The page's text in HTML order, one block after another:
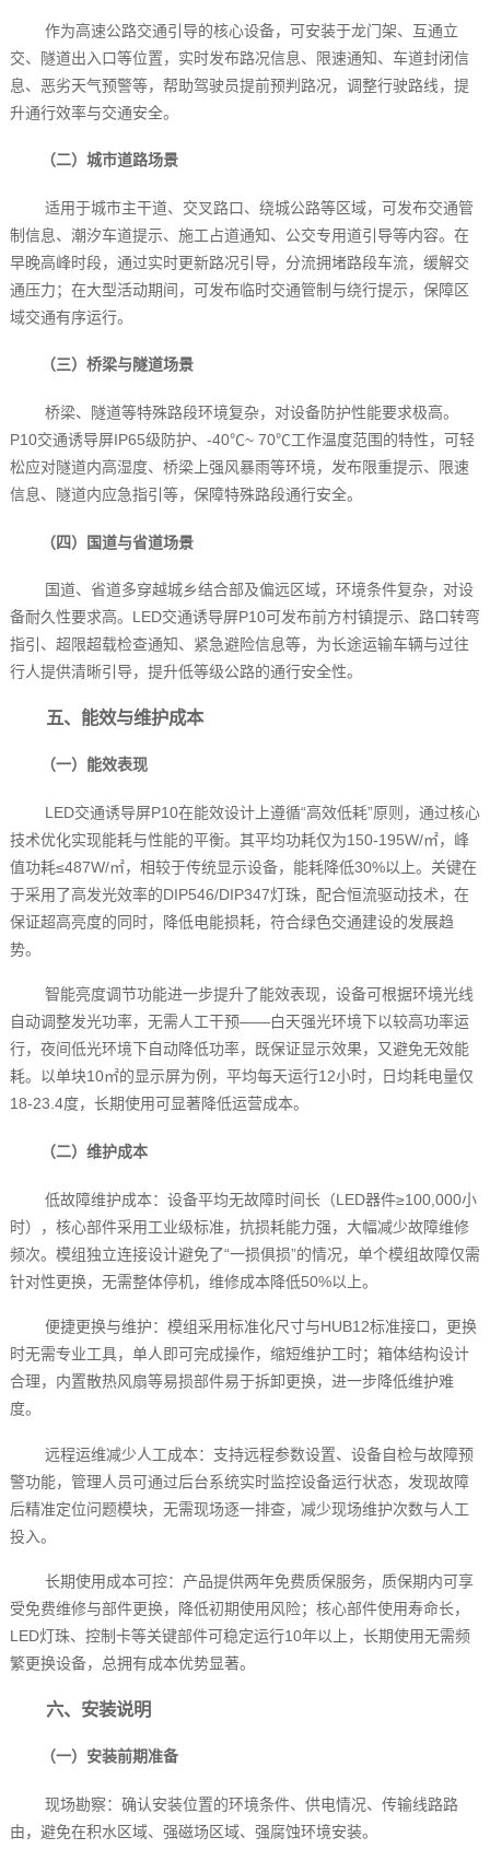
作为高速公路交通引导的核心设备，可安装于龙门架、互通立
交、隧道出入口等位置，实时发布路况信息、限速通知、车道封闭信
息、恶劣天气预警等，帮助驾驶员提前预判路况，调整行驶路线，提
升通行效率与交通安全。
（二）城市道路场景
适用于城市主干道、交叉路口、绕城公路等区域，可发布交通管
制信息、潮汐车道提示、施工占道通知、公交专用道引导等内容。在
早晚高峰时段，通过实时更新路况引导，分流拥堵路段车流，缓解交
通压力；在大型活动期间，可发布临时交通管制与绕行提示，保障区
域交通有序运行。
（三）桥梁与隧道场景
桥梁、隧道等特殊路段环境复杂，对设备防护性能要求极高。
P10交通诱导屏IP65级防护、-40℃~ 70℃工作温度范围的特性，可轻
松应对隧道内高湿度、桥梁上强风暴雨等环境，发布限重提示、限速
信息、隧道内应急指引等，保障特殊路段通行安全。
（四）国道与省道场景
国道、省道多穿越城乡结合部及偏远区域，环境条件复杂，对设
备耐久性要求高。LED交通诱导屏P10可发布前方村镇提示、路口转弯
指引、超限超载检查通知、紧急避险信息等，为长途运输车辆与过往
行人提供清晰引导，提升低等级公路的通行安全性。
五、能效与维护成本
（一）能效表现
LED交通诱导屏P10在能效设计上遵循“高效低耗”原则，通过核心
技术优化实现能耗与性能的平衡。其平均功耗仅为150-195W/㎡，峰
值功耗≤487W/㎡，相较于传统显示设备，能耗降低30%以上。关键在
于采用了高发光效率的DIP546/DIP347灯珠，配合恒流驱动技术，在
保证超高亮度的同时，降低电能损耗，符合绿色交通建设的发展趋
势。
智能亮度调节功能进一步提升了能效表现，设备可根据环境光线
自动调整发光功率，无需人工干预——白天强光环境下以较高功率运
行，夜间低光环境下自动降低功率，既保证显示效果，又避免无效能
耗。以单块10㎡的显示屏为例，平均每天运行12小时，日均耗电量仅
18-23.4度，长期使用可显著降低运营成本。
（二）维护成本
低故障维护成本：设备平均无故障时间长（LED器件≥100,000小
时），核心部件采用工业级标准，抗损耗能力强，大幅减少故障维修
频次。模组独立连接设计避免了“一损俱损”的情况，单个模组故障仅需
针对性更换，无需整体停机，维修成本降低50%以上。
便捷更换与维护：模组采用标准化尺寸与HUB12标准接口，更换
时无需专业工具，单人即可完成操作，缩短维护工时；箱体结构设计
合理，内置散热风扇等易损部件易于拆卸更换，进一步降低维护难
度。
远程运维减少人工成本：支持远程参数设置、设备自检与故障预
警功能，管理人员可通过后台系统实时监控设备运行状态，发现故障
后精准定位问题模块，无需现场逐一排查，减少现场维护次数与人工
投入。
长期使用成本可控：产品提供两年免费质保服务，质保期内可享
受免费维修与部件更换，降低初期使用风险；核心部件使用寿命长，
LED灯珠、控制卡等关键部件可稳定运行10年以上，长期使用无需频
繁更换设备，总拥有成本优势显著。
六、安装说明
（一）安装前期准备
现场勘察：确认安装位置的环境条件、供电情况、传输线路路
由，避免在积水区域、强磁场区域、强腐蚀环境安装。